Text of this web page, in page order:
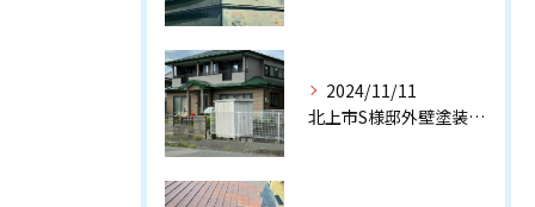
2024/11/11
北上市S様邸外壁塗装工事 完工致しました！